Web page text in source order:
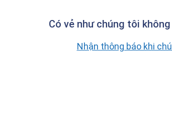
Có vẻ như chúng tôi
Nhận thông báo khi